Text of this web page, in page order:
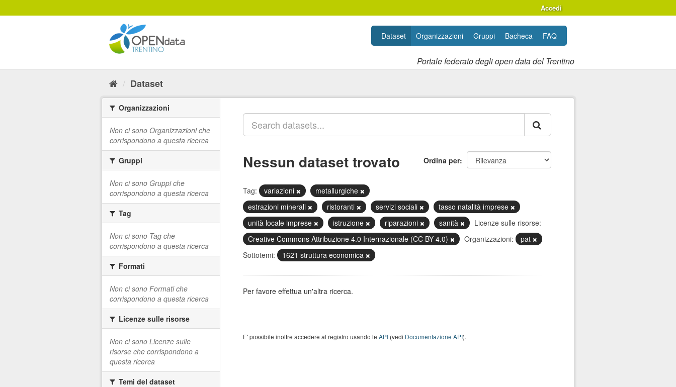
al
Accedi
Portale federato degli open data del Trentino
Dataset Organizzazioni Gruppi Bacheca FAQ
Dataset
Organizzazioni
Non ci sono Organizzazioni che
corrispondono a questa ricerca
Gruppi
Non ci sono Gruppi che
corrispondono a questa ricerca
Tag
Non ci sono Tag che
corrispondono a questa ricerca
Formati
Non ci sono Formati che
corrispondono a questa ricerca
Licenze sulle risorse
Non ci sono Licenze sulle
risorse che corrispondono a
questa ricerca
Temi del dataset
Ordina per
Nessun dataset trovato
Tag: variazioni
metallurgiche
estrazioni minerali
ristoranti servizi sociali
tasso natalità imprese
unità locale imprese
istruzione riparazioni sanità
Licenze sulle risorse:
Creative Commons Attribuzione 4.0 Internazionale (CC BY 4.0)
Organizzazioni:
pat
Sottotemi:
1621 struttura economica
Per favore effettua un'altra ricerca.
E' possibile inoltre accedere al registro usando le API(vedi Documentazione API).